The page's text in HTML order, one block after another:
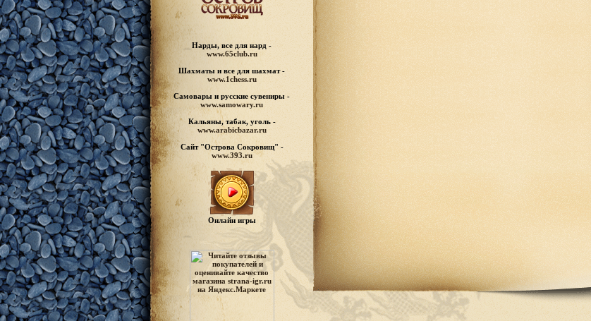
Нарды, все для нард -
www.65club.ru
Шахматы и все для шахмат -
www.1chess.ru
Самовары и русские сувениры -
www.samowary.ru
Кальяны, табак, уголь -
www.arabicbazar.ru
Сайт "Острова Сокровищ" -
www.393.ru
Онлайн игры